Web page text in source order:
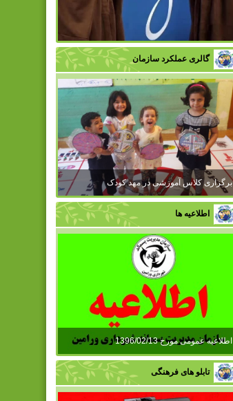
گالری عملکرد سازمان
برگزاری کلاس آموزشی در مهد کودک
اطلاعیه ها
اطلاعیه عمومی مورخ 1396/02/13
تابلو های فرهنگی